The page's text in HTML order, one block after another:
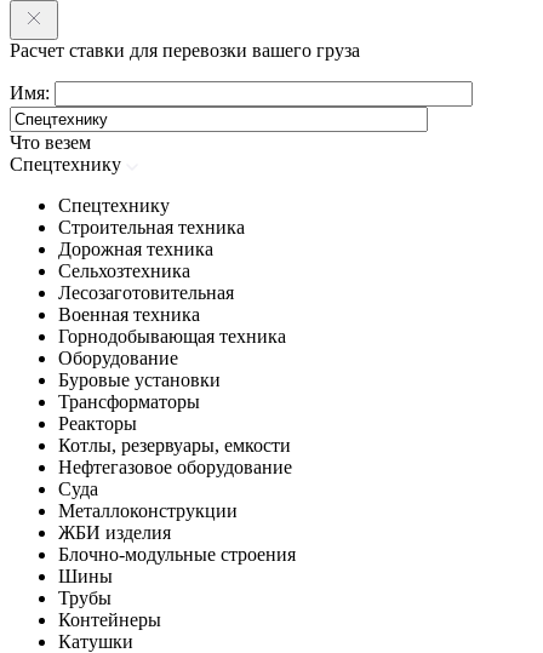
Расчет ставки для перевозки вашего груза
Имя:
Что везем
Спецтехнику
Спецтехнику
Строительная техника
Дорожная техника
Сельхозтехника
Лесозаготовительная
Военная техника
Горнодобывающая техника
Оборудование
Буровые установки
Трансформаторы
Реакторы
Котлы, резервуары, емкости
Нефтегазовое оборудование
Cуда
Металлоконструкции
ЖБИ изделия
Блочно-модульные строения
Шины
Трубы
Контейнеры
Катушки